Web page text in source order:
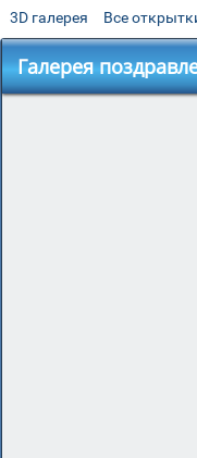
3D галерея Все
Галерея